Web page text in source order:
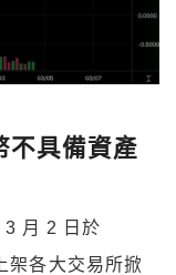
不具備資產
3 月 2 日於
架各大交易所掀